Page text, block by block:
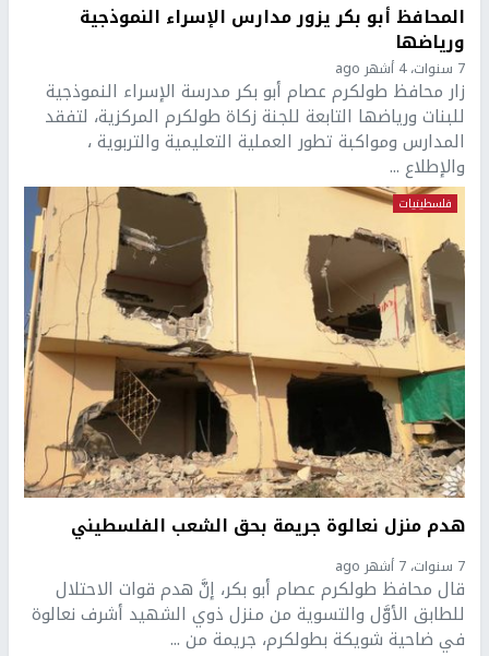
المحافظ أبو بكر يزور مدارس الإسراء النموذجية
ورياضها
7 سنوات، 4 أشهر ago
زار محافظ طولكرم عصام أبو بكر مدرسة الإسراء النموذجية
للبنات ورياضها التابعة للجنة زكاة طولكرم المركزية، لتفقد
المدارس ومواكبة تطور العملية التعليمية والتربوية ،
والإطلاع ...
فلسطينيات
هدم منزل نعالوة جريمة بحق الشعب الفلسطيني
7 سنوات، 7 أشهر ago
قال محافظ طولكرم عصام أبو بكر، إنَّ هدم قوات الاحتلال
للطابق الأوَّل والتسوية من منزل ذوي الشهيد أشرف نعالوة
في ضاحية شويكة بطولكرم، جريمة من ...